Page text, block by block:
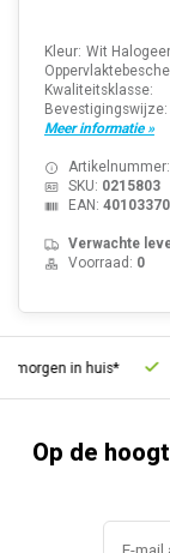
Kleur: Wit
Meer informatie »
Artikelnummer:
SKU: 0215803
EAN:
Verwachte
Voorraad: 0
in huis*
Op de